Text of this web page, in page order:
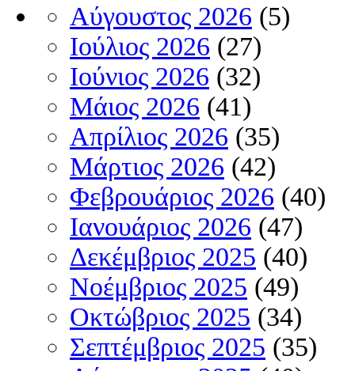
Αύγουστος 2026 (5)
Ιούλιος 2026 (27)
Ιούνιος 2026 (32)
Μάιος 2026 (41)
Απρίλιος 2026 (35)
Μάρτιος 2026 (42)
Φεβρουάριος 2026 (40)
Ιανουάριος 2026 (47)
Δεκέμβριος 2025 (40)
Νοέμβριος 2025 (49)
Οκτώβριος 2025 (34)
Σεπτέμβριος 2025 (35)